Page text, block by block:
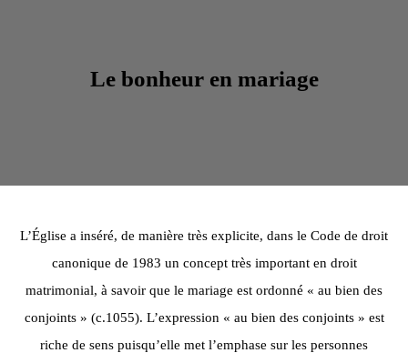
Le bonheur en mariage
L’Église a inséré, de manière très explicite, dans le Code de droit
canonique de 1983 un concept très important en droit
matrimonial, à savoir que le mariage est ordonné « au bien des
conjoints » (c.1055). L’expression « au bien des conjoints » est
riche de sens puisqu’elle met l’emphase sur les personnes